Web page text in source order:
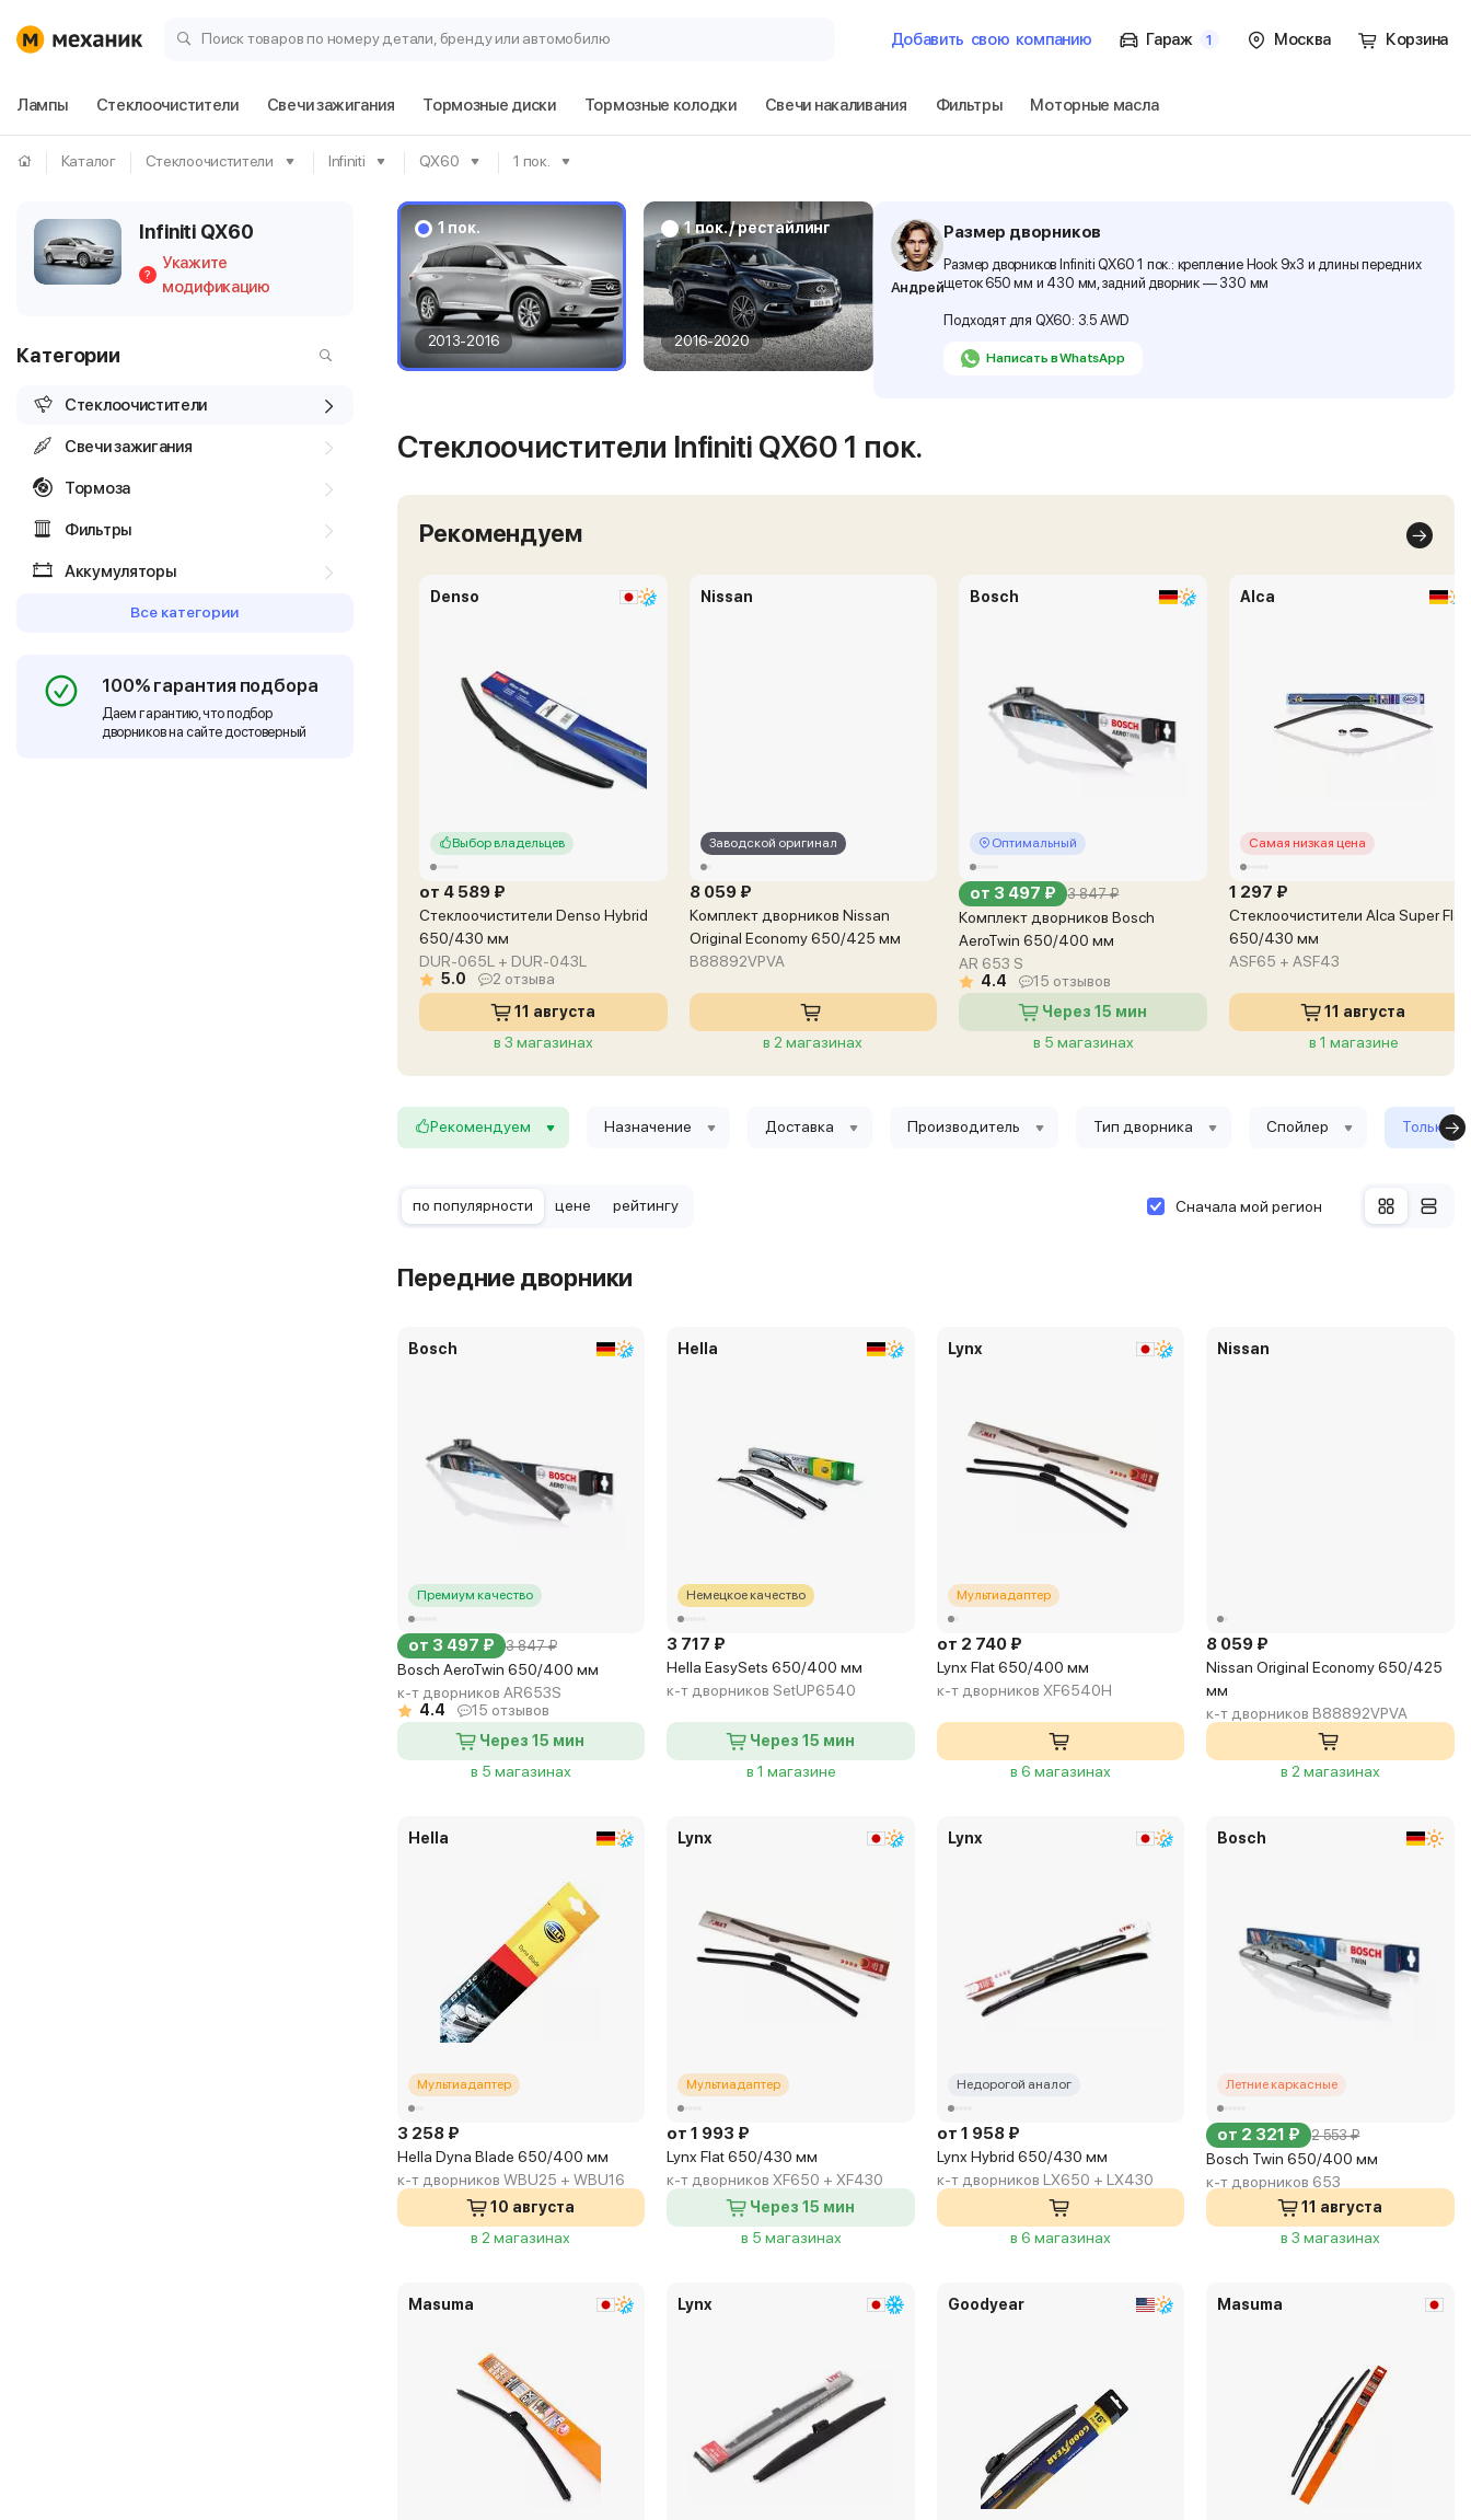
Поиск товаров по номеру детали, бренду или автомобилю Добавить свою компанию Гараж 1
Гараж
Сбросить
Москва Корзина
Лампы Стеклоочистители Свечи зажигания Тормозные диски Тормозные колодки Свечи накаливания Фильтры Моторные масла
Каталог Стеклоочистители Infiniti QX60 1 пок.
Infiniti QX60
?
Укажите
модификацию
Категории
Стеклоочистители
Свечи зажигания
Тормоза
Фильтры
Аккумуляторы
Все категории
100% гарантия подбора
Даем гарантию, что подбор
дворников на сайте достоверный
1 пок.
2013-2016
1 пок. / рестайлинг
2016-2020
Андрей
Размер дворников
Размер дворников Infiniti QX60 1 пок.: крепление Hook 9x3 и длины передних
щеток 650 мм и 430 мм, задний дворник — 330 мм
Подходят для QX60: 3.5 AWD
Написать в WhatsApp
Стеклоочистители Infiniti QX60 1 пок.
Рекомендуем
Denso
Выбор владельцев
от 4 589 ₽
Стеклоочистители Denso Hybrid
650/430 мм
DUR-065L + DUR-043L
5.0
2 отзыва
11 августа
в 3 магазинах
Nissan
Заводской оригинал
8 059 ₽
Комплект дворников Nissan
Original Economy 650/425 мм
B88892VPVA
в 2 магазинах
Bosch
Оптимальный
от 3 497 ₽ 3 847 ₽
Комплект дворников Bosch
AeroTwin 650/400 мм
AR 653 S
4.4
15 отзывов
Через 15 мин
в 5 магазинах
Alca
Самая низкая цена
1 297 ₽
Стеклоочистители Alca Super Flat
650/430 мм
ASF65 + ASF43
11 августа
в 1 магазине
Рекомендуем Назначение Доставка Производитель Тип дворника Спойлер Только в
по популярности цене рейтингу Сначала мой регион
Передние дворники
Bosch
Премиум качество
от 3 497 ₽ 3 847 ₽
Bosch AeroTwin 650/400 мм
к-т дворников AR653S
4.4
15 отзывов
Через 15 мин
в 5 магазинах
Hella
Немецкое качество
3 717 ₽
Hella EasySets 650/400 мм
к-т дворников SetUP6540
Через 15 мин
в 1 магазине
Lynx
Мультиадаптер
от 2 740 ₽
Lynx Flat 650/400 мм
к-т дворников XF6540H
в 6 магазинах
Nissan
8 059 ₽
Nissan Original Economy 650/425
мм
к-т дворников B88892VPVA
в 2 магазинах
Hella
Мультиадаптер
3 258 ₽
Hella Dyna Blade 650/400 мм
к-т дворников WBU25 + WBU16
10 августа
в 2 магазинах
Lynx
Мультиадаптер
от 1 993 ₽
Lynx Flat 650/430 мм
к-т дворников XF650 + XF430
Через 15 мин
в 5 магазинах
Lynx
Недорогой аналог
от 1 958 ₽
Lynx Hybrid 650/430 мм
к-т дворников LX650 + LX430
в 6 магазинах
Bosch
Летние каркасные
от 2 321 ₽ 2 553 ₽
Bosch Twin 650/400 мм
к-т дворников 653
11 августа
в 3 магазинах
Masuma Lynx Goodyear Masuma